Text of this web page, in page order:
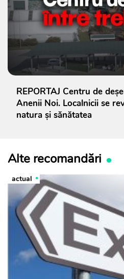
REPORTAJ Centru de
Anenii Noi. Localnicii se
natura și sănătatea
Alte recomandări
actual